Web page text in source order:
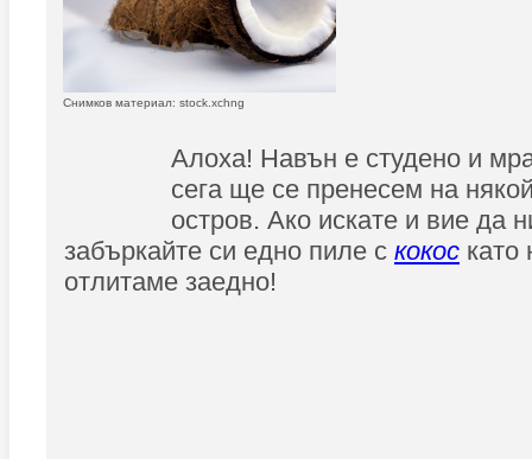
Снимков материал: stock.xchng
Алоха! Навън е студено и
сега ще се пренесем на
остров. Ако искате и вие да
забъркайте си едно пиле с кокос като
отлитаме заедно!